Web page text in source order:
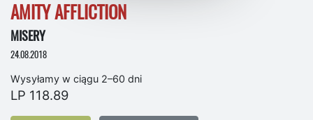
AMITY AFFLICTION
MISERY
24.08.2018
Wysyłamy w ciągu 2–60 dni
LP 118.89